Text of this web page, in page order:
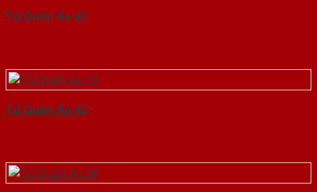
Tủ Quần Áo 42
Tủ Quần Áo 43